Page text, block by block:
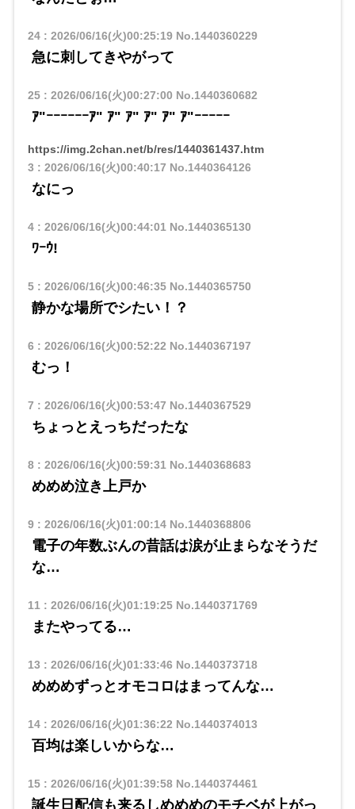
24: 2026/06/16(火)00:25:19No.1440360229
急に刺してきやがって
25: 2026/06/16(火)00:27:00 No.1440360682
ｱ"ｰｰｰｰｰｰｱ" ｱ" ｱ" ｱ" ｱ" ｱ"ｰｰｰｰｰ
https://img.2chan.net/b/res/1440361437.htm
3 : 2026/06/16(火)00:40:17 No.1440364126
なにっ
4: 2026/06/16(火)00:44:01 No.1440365130
ﾜｰｳ!
5: 2026/06/16(火)00:46:35No.1440365750
静かな場所でシたい！？
6 : 2026/06/16(火)00:52:22 No.1440367197
むっ！
7 : 2026/06/16(火)00:53:47 No.1440367529
ちょっとえっちだったな
8: 2026/06/16(火)00:59:31 No.1440368683
めめめ泣き上戸か
9: 2026/06/16(火)01:00:14No.1440368806
電子の年数ぶんの昔話は涙が止まらなそうだ
な…
11 : 2026/06/16(火)01:19:25No.1440371769
またやってる…
13 : 2026/06/16(火)01:33:46 No.1440373718
めめめずっとオモコロはまってんな…
14: 2026/06/16(火)01:36:22 No.1440374013
百均は楽しいからな…
15: 2026/06/16(火)01:39:58No.1440374461
誕生日配信も来るしめめめのモチベが上がっ